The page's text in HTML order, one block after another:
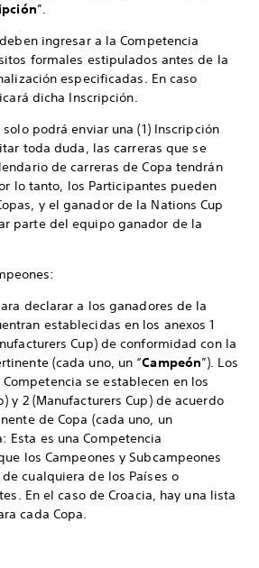
”.
ingresar a la Competencia
formales estipulados antes de la
especificadas. En caso
dicha Inscripción.
podrá enviar una (1) Inscripción
toda duda, las carreras que se
de carreras de Copa tendrán
lo tanto, los Participantes pueden
y el ganador de la Nations Cup
parte del equipo ganador de la
declarar a los ganadores de la
establecidas en los anexos 1
Cup) de conformidad con la
(cada uno, un “Campeón”). Los
se establecen en los
y 2 (Manufacturers Cup) de acuerdo
de Copa (cada uno, un
Esta es una Competencia
los Campeones y Subcampeones
cualquiera de los Países o
En el caso de Croacia, hay una lista
cada Copa.